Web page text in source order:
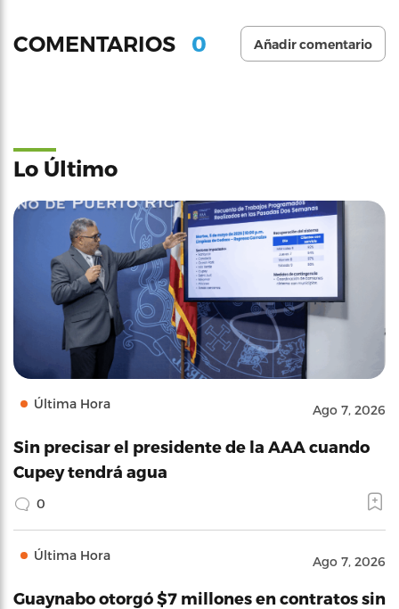
COMENTARIOS 0 Añadir comentario
Lo Último
Última Hora Ago 7, 2026
Sin precisar el presidente de la AAA cuando
Cupey tendrá agua
0
Última Hora Ago 7, 2026
Guaynabo otorgó $7 millones en contratos sin